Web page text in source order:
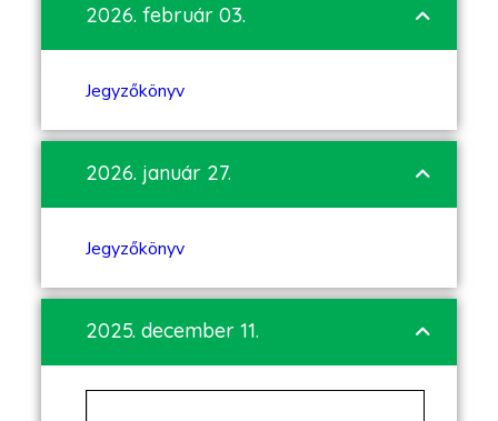
2026. február 03.
Jegyzőkönyv
2026. január 27.
Jegyzőkönyv
2025. december 11.